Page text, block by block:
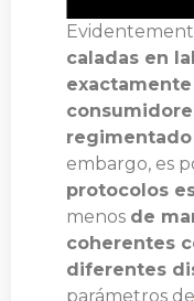
caladas en
regimentado
embargo, es
protocolos
menos de
coherentes
diferentes
parámetros